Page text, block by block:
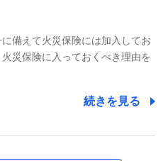
合せ内容の正確な把握のため
施するため
備えて火災保険には加入してお
災保険に入っておくべき理由を
続きを見る